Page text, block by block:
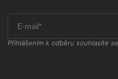
Přihlášením k odběru souhlasíte se